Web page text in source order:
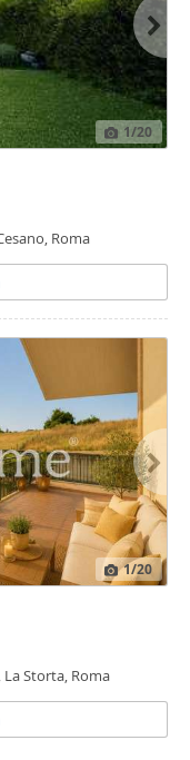
1/20
Roma
1/20
La Storta, Roma